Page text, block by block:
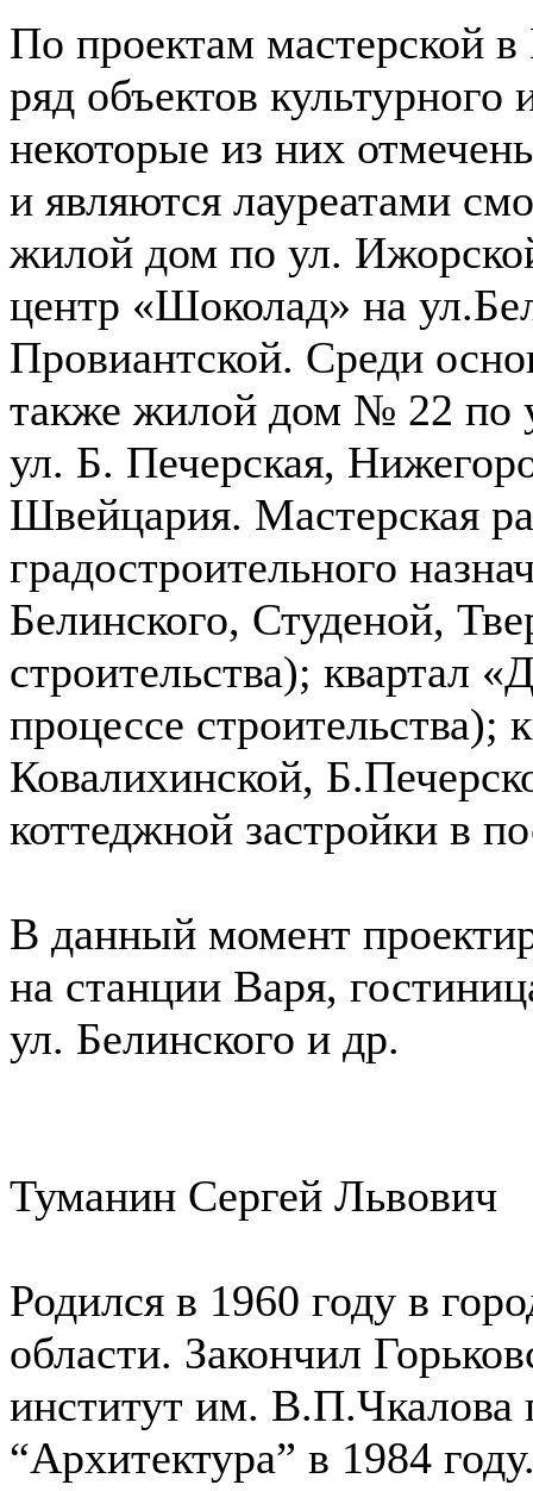
По проектам мастерской
ряд объектов культурного
некоторые из них
и являются лауреатами
жилой дом по ул.
центр «Шоколад» на
Провиантской. Среди
также жилой дом № 22
ул. Б. Печерская,
Швейцария. Мастерская
градостроительного
Белинского, Студеной,
строительства); квартал
процессе строительства);
Ковалихинской,
коттеджной застройки в
В данный момент
на станции Варя,
ул. Белинского и др.
Туманин Сергей Львович
Родился в 1960 году в
области. Закончил
институт им. В.П.Чкалова
“Архитектура” в 1984